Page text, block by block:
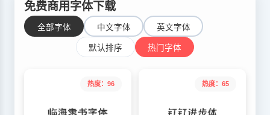
免费商用字体下载
全部字体 中文字体 英文字体
默认排序 热门字体
热度：96 热度：65